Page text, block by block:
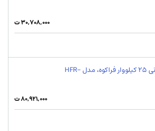
۳۰,۷۰۸,۰۰۰ت
فیلتر هارمونیک خازنی 25 کیلووار فراكوه، مدل HFR-
۸۰,۹۲۱,۰۰۰ت